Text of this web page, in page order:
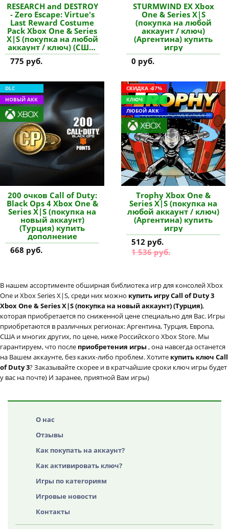
RESEARCH and DESTROY
- Zero Escape: Virtue's
Last Reward Costume
Pack Xbox One & Series
X|S (покупка на любой
аккаунт / ключ) (США)
купить дополнение
775 руб.
STURMWIND EX Xbox
One & Series X|S
(покупка на любой
аккаунт / ключ)
(Аргентина) купить
игру
0 руб.
DLC
НОВЫЙ АКК
200 очков Call of Duty:
Black Ops 4 Xbox One &
Series X|S (покупка на
новый аккаунт)
(Турция) купить
дополнение
668 руб.
СКИДКА -67%
КЛЮЧ
ЛЮБОЙ АКК
Trophy Xbox One &
Series X|S (покупка на
любой аккаунт / ключ)
(Аргентина) купить
игру
512 руб.
1 536 руб.
В нашем ассортименте обширная библиотека игр для консолей Xbox
One и Xbox Series X|S, среди них можно купить игру Call of Duty 3
Xbox One & Series X|S (покупка на новый аккаунт) (Турция),
которая приобретается по сниженной цене специально для Вас. Игры
приобретаются в различных регионах: Аргентина, Турция, Европа,
США и многих других, по цене, ниже Российского Xbox Store. Мы
гарантируем, что после приобретения игры , она навсегда останется
на Вашем аккаунте, без каких-либо проблем. Хотите купить ключ Call
of Duty 3? Заказывайте скорее и в кратчайшие сроки ключ игры будет
у вас на почте) И заранее, приятной Вам игры)
О нас
Отзывы
Как покупать на аккаунт?
Как активировать ключ?
Игры по категориям
Игровые новости
Контакты